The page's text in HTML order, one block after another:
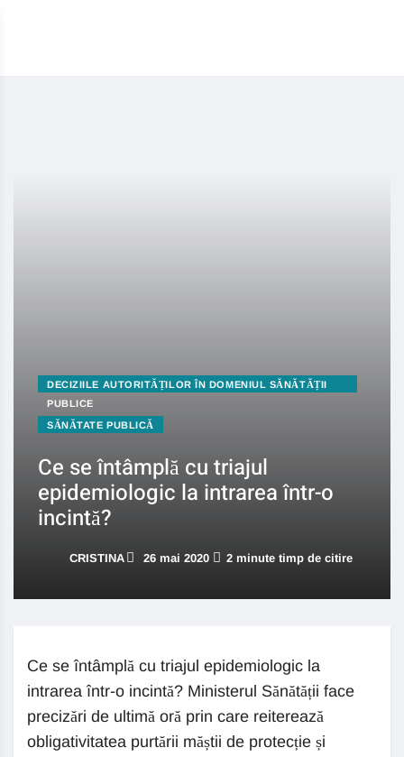
DECIZIILE AUTORITĂȚILOR ÎN DOMENIUL SĂNĂTĂȚII
PUBLICE
SĂNĂTATE PUBLICĂ
Ce se întâmplă cu triajul
epidemiologic la intrarea într-o
incintă?
CRISTINA 26 mai 2020 2 minute timp de citire
Ce se întâmplă cu triajul epidemiologic la
intrarea într-o incintă? Ministerul Sănătății face
precizări de ultimă oră prin care reiterează
obligativitatea purtării măștii de protecție și